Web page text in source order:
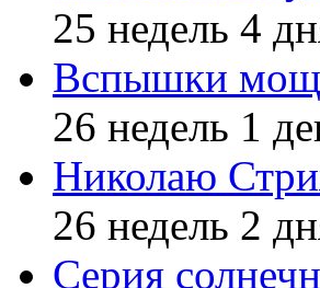
25 недель 4
Вспышки
26 недель 1
Николаю
26 недель 2
Серия